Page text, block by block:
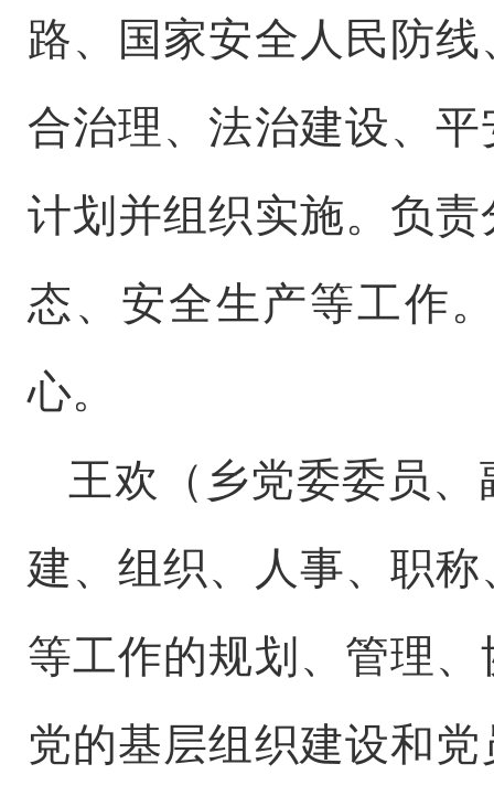
路、国家安全人民防
合治理、法治建设、
计划并组织实施。 负责
态、安全生产等工作
心。
王欢（乡党委委员、
建、组织、人事、职称
等工作的规划、管理、
党的基层组织建设和党